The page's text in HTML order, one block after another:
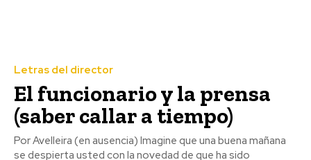
Letras del director
El funcionario y la prensa
(saber callar a tiempo)
Por Avelleira (en ausencia) Imagine que una buena mañana
se despierta usted con la novedad de que ha sido